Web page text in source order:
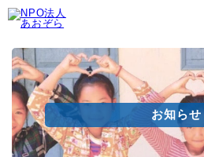
お知らせ